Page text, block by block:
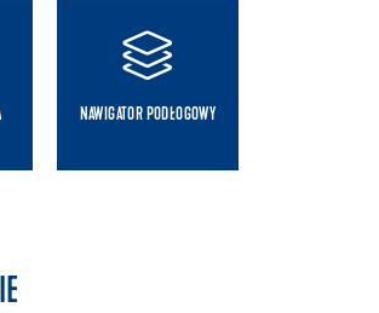
NAWIGATOR PODŁOGOWY